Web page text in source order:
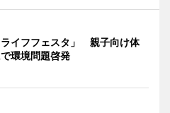
イフフェスタ」 親子向け体
環境問題啓発